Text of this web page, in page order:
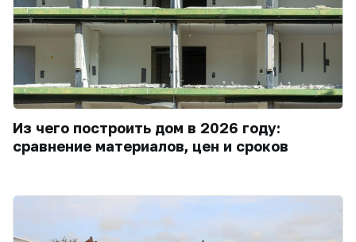
Из чего построить дом в 2026 году:
сравнение материалов, цен и сроков